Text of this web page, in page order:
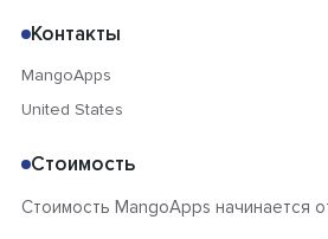
Контакты
MangoApps
United States
Стоимость
Стоимость MangoApps начинается